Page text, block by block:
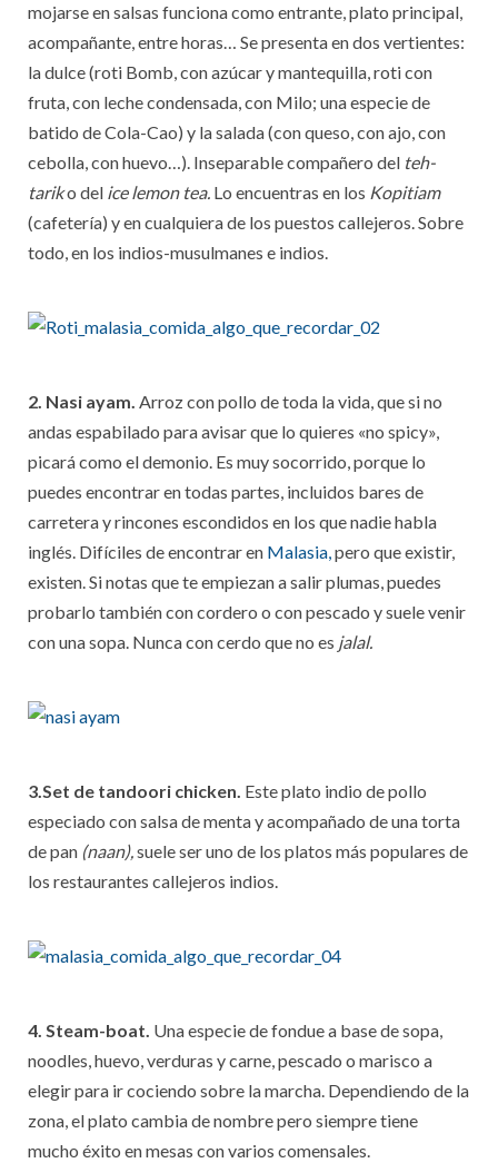
mojarse en salsas funciona como entrante, plato principal,
acompañante, entre horas… Se presenta en dos vertientes:
la dulce (roti Bomb, con azúcar y mantequilla, roti con
fruta, con leche condensada, con Milo; una especie de
batido de Cola-Cao) y la salada (con queso, con ajo, con
cebolla, con huevo…). Inseparable compañero del teh-
tariko del ice lemon tea. Lo encuentras en los Kopitiam
(cafetería) y en cualquiera de los puestos callejeros. Sobre
todo, en los indios-musulmanes e indios.
2. Nasi ayam. Arroz con pollo de toda la vida, que si no
andas espabilado para avisar que lo quieres «no spicy»,
picará como el demonio. Es muy socorrido, porque lo
puedes encontrar en todas partes, incluidos bares de
carretera y rincones escondidos en los que nadie habla
inglés. Difíciles de encontrar en Malasia,pero que existir,
existen. Si notas que te empiezan a salir plumas, puedes
probarlo también con cordero o con pescado y suele venir
con una sopa. Nunca con cerdo que no es jalal.
3.Set de tandoori chicken. Este plato indio de pollo
especiado con salsa de menta y acompañado de una torta
de pan (naan),suele ser uno de los platos más populares de
los restaurantes callejeros indios.
4. Steam-boat. Una especie de fondue a base de sopa,
noodles, huevo, verduras y carne, pescado o marisco a
elegir para ir cociendo sobre la marcha. Dependiendo de la
zona, el plato cambia de nombre pero siempre tiene
mucho éxito en mesas con varios comensales.